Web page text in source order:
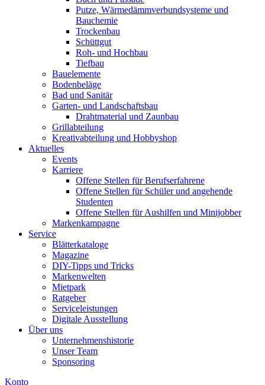
Putze, Wärmedämmverbundsysteme und
Bauchemie
Trockenbau
Schüttgut
Roh- und Hochbau
Tiefbau
Bauelemente
Bodenbeläge
Bad und Sanitär
Garten- und Landschaftsbau
Drahtmaterial und Zaunbau
Grillabteilung
Kreativabteilung und Hobbyshop
Aktuelles
Events
Karriere
Offene Stellen für Berufserfahrene
Offene Stellen für Schüler und angehende
Studenten
Offene Stellen für Aushilfen und Minijobber
Markenkampagne
Service
Blätterkataloge
Magazine
DIY-Tipps und Tricks
Markenwelten
Mietpark
Ratgeber
Serviceleistungen
Digitale Ausstellung
Über uns
Unternehmenshistorie
Unser Team
Sponsoring
Konto